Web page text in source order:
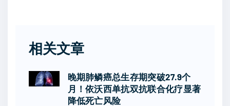
相关文章
晚期肺鳞癌总生存期突破27.9个
月！依沃西单抗双抗联合化疗显著
降低死亡风险